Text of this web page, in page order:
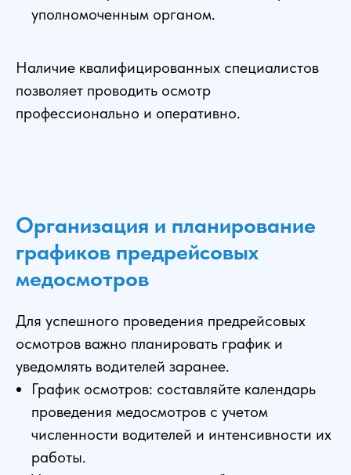
уполномоченным органом.
Наличие квалифицированных специалистов
позволяет проводить осмотр
профессионально и оперативно.
Организация и планирование
графиков предрейсовых
медосмотров
Для успешного проведения предрейсовых
осмотров важно планировать график и
уведомлять водителей заранее.
График осмотров: составляйте календарь
проведения медосмотров с учетом
численности водителей и интенсивности их
работы.